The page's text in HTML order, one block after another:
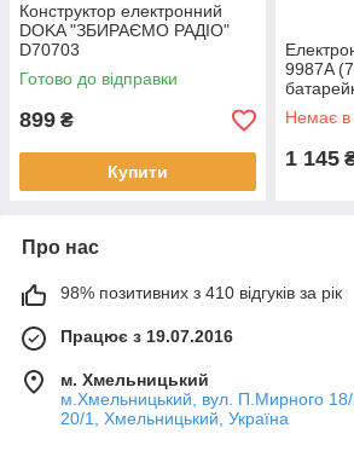
Конструктор електронний
DOKA "ЗБИРАЄМО РАДІО"
D70703
Готово до відправки
899 ₴
Купити
9987A
коробці
Немає в
1 145
Про нас
98% позитивних з 410 відгуків за рік
Працює з 19.07.2016
м. Хмельницький
м.Хмельницький, вул. П.Мирного
20/1, Хмельницький, Україна